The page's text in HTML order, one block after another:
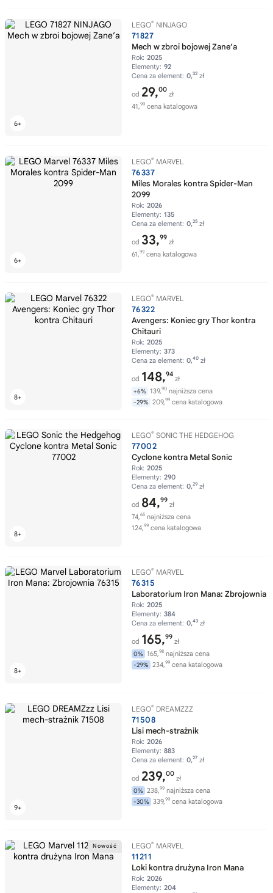
LEGO® NINJAGO
71827
Mech w zbroi bojowej Zane’a
Rok: 2025
Elementy: 92
Cena za element: 0,32 zł
od 29,00
zł
41,99 cena katalogowa
LEGO® MARVEL
76337
Miles Morales kontra Spider-Man
2099
Rok: 2026
Elementy: 135
Cena za element: 0,25 zł
od 33,99
zł
61,99 cena katalogowa
LEGO® MARVEL
76322
Avengers: Koniec gry Thor kontra
Chitauri
Rok: 2025
Elementy: 373
Cena za element: 0,40 zł
od 148,94
zł
+6% 139,90 najniższa cena
-29% 209,99 cena katalogowa
LEGO® SONIC THE HEDGEHOG
77002
Cyclone kontra Metal Sonic
Rok: 2025
Elementy: 290
Cena za element: 0,29 zł
od 84,99
zł
74,65 najniższa cena
124,99 cena katalogowa
LEGO® MARVEL
76315
Laboratorium Iron Mana: Zbrojownia
Rok: 2025
Elementy: 384
Cena za element: 0,43 zł
od 165,99
zł
0% 165,98 najniższa cena
-29% 234,99 cena katalogowa
LEGO® DREAMZZZ
71508
Lisi mech-strażnik
Rok: 2026
Elementy: 883
Cena za element: 0,27 zł
od 239,00
zł
0% 238,99 najniższa cena
-30% 339,99 cena katalogowa
LEGO® MARVEL
11211
Loki kontra drużyna Iron Mana
Rok: 2026
Elementy: 204